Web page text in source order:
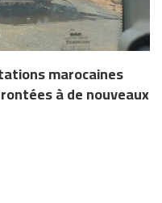
marocaines
à de nouveaux